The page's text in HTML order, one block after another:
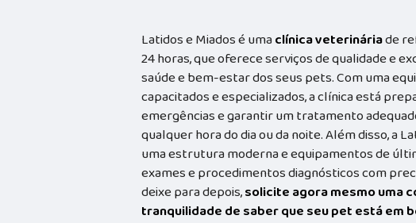
Latidos e Miados é umaclínica veterináriade
24 horas, que oferece serviços de qualidade e
saúde e bem-estar dos seus pets. Com uma
capacitados e especializados, a clínica está
emergências e garantir um tratamento
qualquer hora do dia ou da noite. Além disso, a
uma estrutura moderna e equipamentos de
exames e procedimentos diagnósticos com
deixe para depois,solicite agora mesmo uma
tranquilidade de saber que seu pet está em